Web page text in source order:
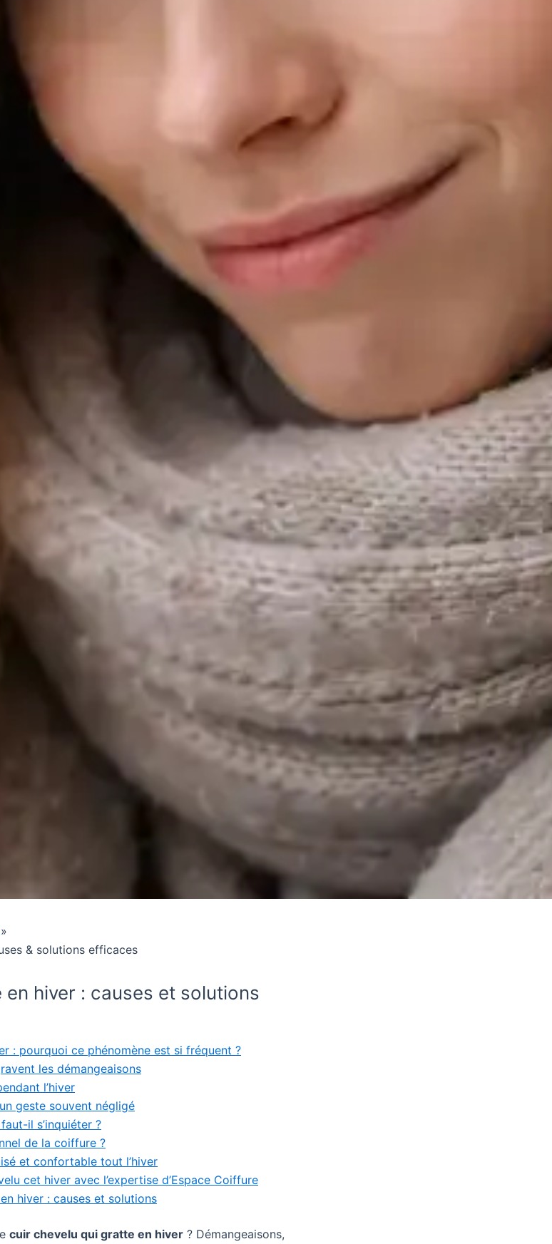
& solutions efficaces
hiver : causes et solutions
: pourquoi ce phénomène est si fréquent ?
les démangeaisons
l’hiver
geste souvent négligé
il s’inquiéter ?
de la coiffure ?
et confortable tout l’hiver
cet hiver avec l’expertise d’Espace Coiffure
hiver : causes et solutions
cuir chevelu qui gratte en hiver ? Démangeaisons,